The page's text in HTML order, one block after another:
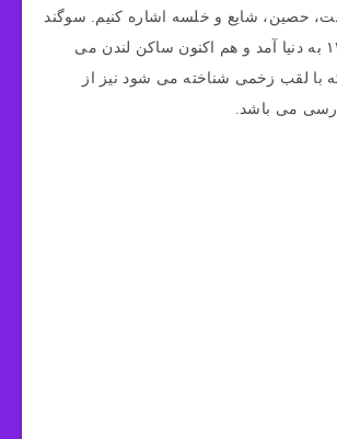
حصین، شایع و خلسه اشاره کنیم. سوگند
در ۲۲ مرداد ۱۳۶۶ به دنیا آمد و هم اکنون ساکن لندن می
با لقب زخمی شناخته می شود نیز از
می باشد.